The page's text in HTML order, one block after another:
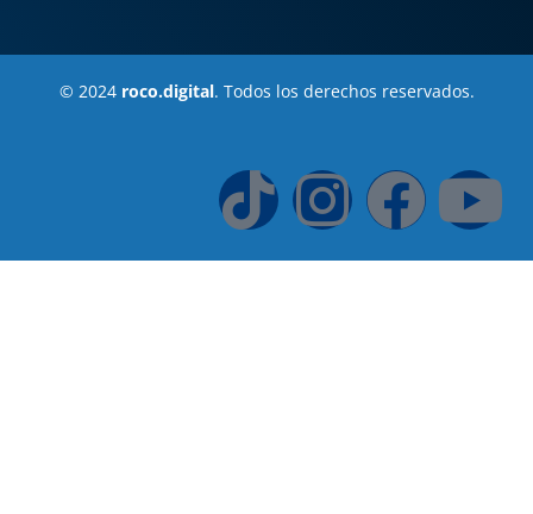
© 2024 roco.digital. Todos los derechos reservados.